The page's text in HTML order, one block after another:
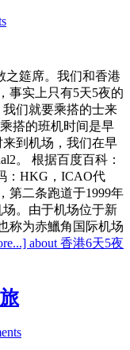
之筵席。我们和香港
事实上只有5天5夜的
们就要乘搭的士来
搭的班机时间是早
来到机场，我们在早
。 根据百度百科：
：HKG，ICAO代
第二条跑道于1999年
。由于机场位于新
称为赤鱲角国际机场
about 香港6天5夜